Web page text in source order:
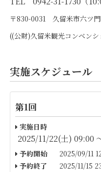
〒830-0031 久留米市六ツ
((公財)久留米観光コンベン
実施スケジュール
第1回
実施日時
2025/11/22(土) 09:00
予約開始
2025/09/11
予約終了
2025/11/15